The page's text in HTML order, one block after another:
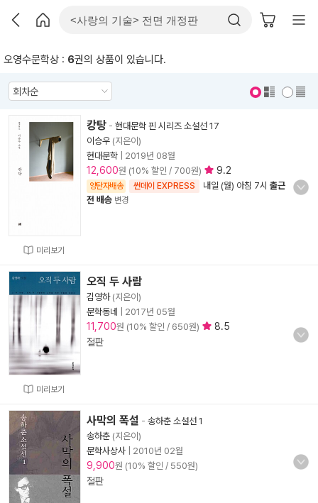
오영수문학상 : 6권의 상품이 있습니다.
미리보기
캉탕 - 현대문학 핀 시리즈 소설선 17
이승우 (지은이)
현대문학
2019년 08월
12,600원 (10% 할인 / 700원) 9.2
양탄자배송 썬데이 EXPRESS 내일 (월) 아침 7시 출근
전 배송 변경
미리보기
오직 두 사람
김영하(지은이)
문학동네
2017년 05월
11,700원 (10% 할인 / 650원)
8.5
절판
사막의 폭설 - 송하춘 소설선 1
송하춘 (지은이)
문학사상사
2010년 02월
9,900원 (10% 할인 / 550원)
절판